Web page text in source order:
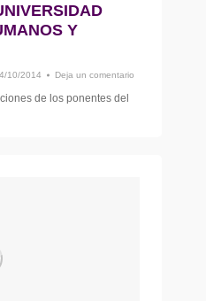
Y
10/2014 Deja un comentario
de los ponentes del